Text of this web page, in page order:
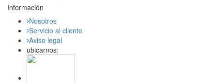
Información
Nosotros
Servicio al cliente
Aviso legal
ubicarnos: